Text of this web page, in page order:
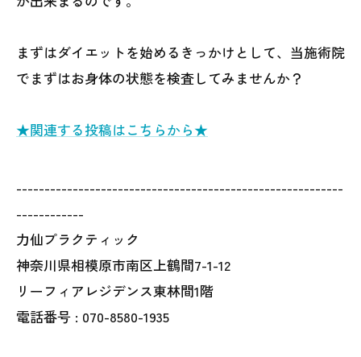
まずはダイエットを始めるきっかけとして、当施術院
でまずはお身体の状態を検査してみませんか？
★関連する投稿はこちらから★
----------------------------------------------------------
------------
力仙プラクティック
神奈川県相模原市南区上鶴間7-1-12
リーフィアレジデンス東林間1階
電話番号 : 070-8580-1935